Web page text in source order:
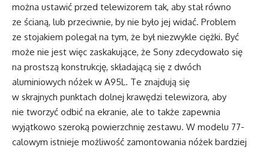
można ustawić przed telewizorem tak, aby stał równo
ze ścianą, lub przeciwnie, by nie było jej widać. Problem
ze stojakiem polegał na tym, że był niezwykle ciężki. Być
może nie jest więc zaskakujące, że Sony zdecydowało się
na prostszą konstrukcję, składającą się z dwóch
aluminiowych nóżek w A95L. Te znajdują się
w skrajnych punktach dolnej krawędzi telewizora, aby
nie tworzyć odbić na ekranie, ale to także zapewnia
wyjątkowo szeroką powierzchnię zestawu. W modelu 77-
calowym istnieje możliwość zamontowania nóżek bardziej